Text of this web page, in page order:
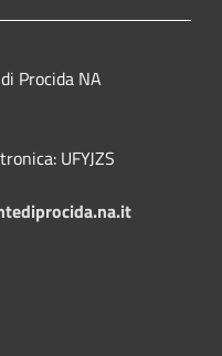
Procida NA
UFYJZS